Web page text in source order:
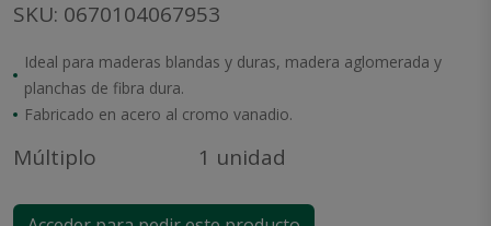
SKU: 0670104067953
Ideal para maderas blandas y duras, madera aglomerada y
planchas de fibra dura.
Fabricado en acero al cromo vanadio.
Múltiplo 1 unidad